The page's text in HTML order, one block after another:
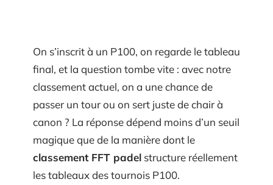
On s’inscrit à un P100, on regarde le tableau
final, et la question tombe vite : avec notre
classement actuel, on a une chance de
passer un tour ou on sert juste de chair à
canon ? La réponse dépend moins d’un seuil
magique que de la manière dont le
classement FFT padel structure réellement
les tableaux des tournois P100.